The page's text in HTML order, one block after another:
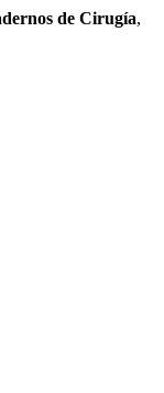
de Cirugía,